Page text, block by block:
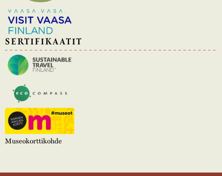
SERTIFIKAATIT
Museokorttikohde